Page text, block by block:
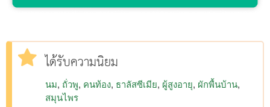
ได้รับความนิยม
นม ถั่วพู คนท้อง ธาลัสซีเมีย ผู้สูงอายุ ผักพื้นบ้าน
สมุนไพร